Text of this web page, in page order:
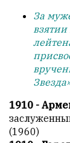
За
1910 -
(1960)